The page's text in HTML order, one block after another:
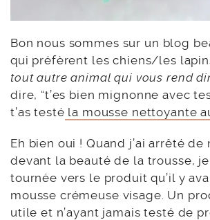
Bon nous sommes sur un blog
qui préfèrent les chiens/les
tout autre animal qui vous rend
dire, “t’es bien mignonne avec
t’as testé la mousse nettoyante
Eh bien oui ! Quand j’ai arrêté de
devant la beauté de la trousse,
tournée vers le produit qu’il y
mousse crémeuse visage. Un
utile et n’ayant jamais testé de